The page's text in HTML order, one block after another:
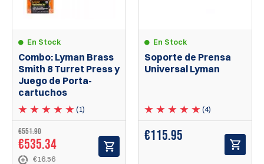
En Stock
Combo: Lyman Brass
Smith 8 Turret Press y
Juego de Porta-
cartuchos
(1)
€551.90
€535.34
€16.56
En Stock
Soporte de Prensa
Universal Lyman
(4)
€115.95